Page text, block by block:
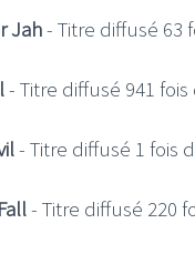
Jah- Titre diffusé 63
- Titre diffusé 941
- Titre diffusé 1 fois
- Titre diffusé 220